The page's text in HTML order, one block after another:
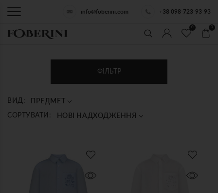
info@foberini.com +38 098-723-93-93
0 0
ФІЛЬТР
ВИД: ПРЕДМЕТ
СОРТУВАТИ: НОВІ НАДХОДЖЕННЯ